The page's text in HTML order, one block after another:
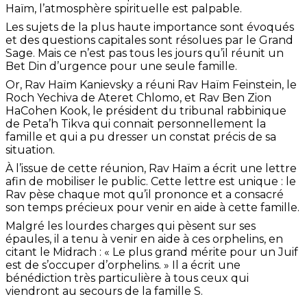
Haïm, l’atmosphère spirituelle est palpable.
Les sujets de la plus haute importance sont évoqués
et des questions capitales sont résolues par le Grand
Sage. Mais ce n’est pas tous les jours qu’il réunit un
Bet Din d’urgence pour une seule famille.
Or, Rav Haïm Kanievsky a réuni Rav Haïm Feinstein, le
Roch Yechiva de Ateret Chlomo, et Rav Ben Zion
HaCohen Kook, le président du tribunal rabbinique
de Peta’h Tikva qui connait personnellement la
famille et qui a pu dresser un constat précis de sa
situation.
À l’issue de cette réunion, Rav Haïm a écrit une lettre
afin de mobiliser le public. Cette lettre est unique : le
Rav pèse chaque mot qu’il prononce et a consacré
son temps précieux pour venir en aide à cette famille.
Malgré les lourdes charges qui pèsent sur ses
épaules, il a tenu à venir en aide à ces orphelins, en
citant le Midrach : « Le plus grand mérite pour un Juif
est de s’occuper d’orphelins. » Il a écrit une
bénédiction très particulière à tous ceux qui
viendront au secours de la famille S.